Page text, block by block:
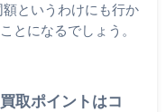
というわけにも行か
とになるでしょう。
取ポイントはコ